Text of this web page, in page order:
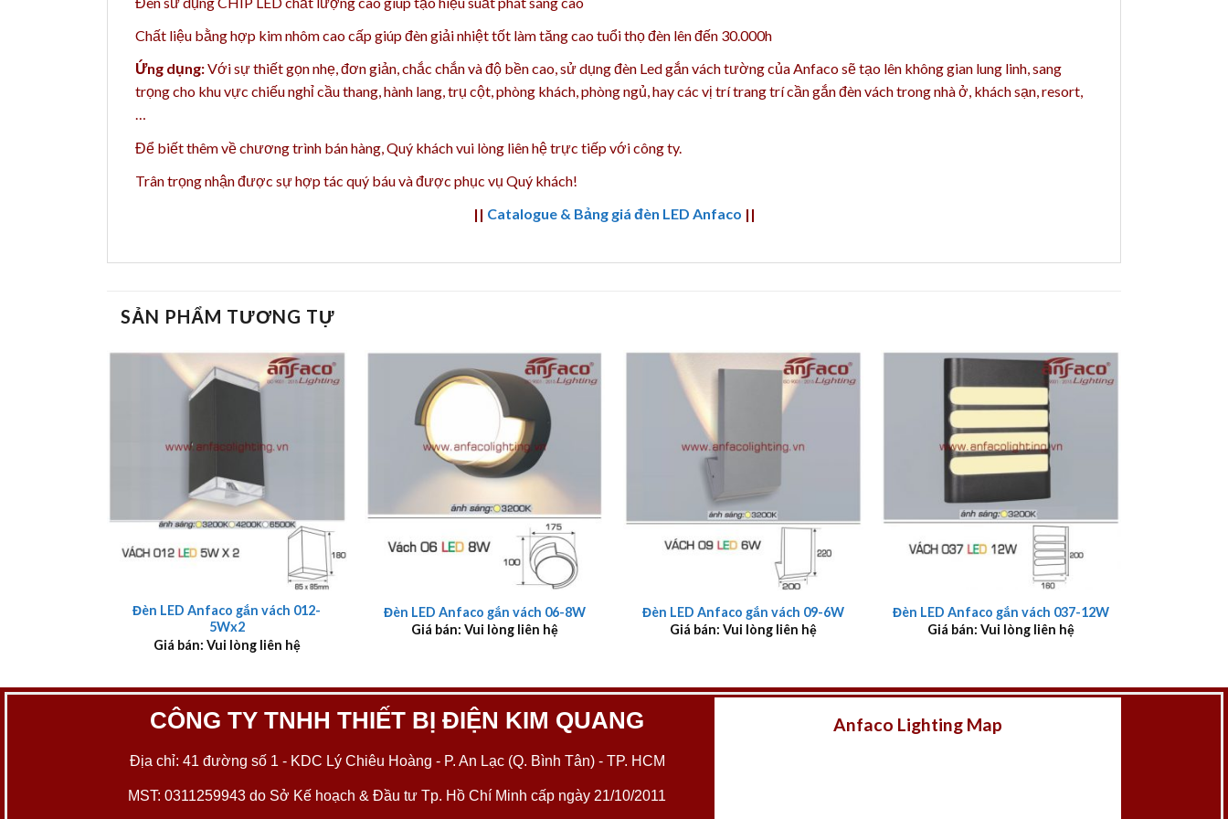
Chất liệu bằng hợp kim nhôm cao cấp giúp đèn giải nhiệt tốt làm tăng cao tuổi thọ đèn lên đến 30.000h
Ứng dụng:Với sự thiết gọn nhẹ, đơn giản, chắc chắn và độ bền cao, sử dụng đèn Led gắn vách tường của Anfacosẽ tạo lên không gian lung linh, sang
trọng cho khu vực chiếu nghỉcầu thang, hành lang, trụ cột, phòng khách, phòng ngủ, hay các vị trí trang trí cần gắn đèn vách trong nhà ở, khách sạn,resort,
…
Để biết thêm về chương trình bán hàng, Quý khách vui lòng liên hệ trực tiếp với công ty.
Trân trọng nhận được sự hợp tác quý báu và được phục vụ Quý khách!
|| Catalogue & Bảng giá đèn LED Anfaco ||
SẢN PHẨM TƯƠNG TỰ
Đèn LED Anfaco gắn vách 012-
5Wx2
Giá bán: Vui lòng liên hệ
Đèn LED Anfaco gắn vách 06-8W
Giá bán: Vui lòng liên hệ
Đèn LED Anfaco gắn vách 09-6W
Giá bán: Vui lòng liên hệ
Đèn LED Anfaco gắn vách 037-12W
Giá bán: Vui lòng liên hệ
CÔNG TY TNHH THIẾT BỊ ĐIỆN KIM QUANG
Địa chỉ: 41 đường số 1 - KDC Lý Chiêu Hoàng - P. An Lạc (Q. Bình Tân) - TP. HCM
MST: 0311259943 do Sở Kế hoạch & Đầu tư Tp. Hồ Chí Minh cấp ngày 21/10/2011
Anfaco Lighting Map